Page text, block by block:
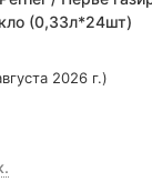
(0,33л*24шт)
2026 г.)